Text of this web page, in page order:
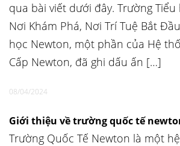
qua bài viết dưới đây. Trường
Nơi Khám Phá, Nơi Trí Tuệ Bắt
học Newton, một phần của Hệ
Cấp Newton, đã ghi dấu ấn […]
08/04/2024
Giới thiệu về trường quốc tế
Trường Quốc Tế Newton là một